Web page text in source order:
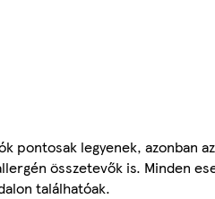
pontosak legyenek, azonban
összetevők is. Minden
találhatóak.